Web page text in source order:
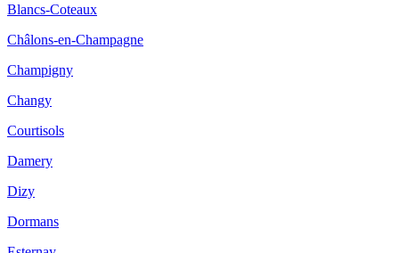
Blancs-Coteaux
Châlons-en-Champagne
Champigny
Changy
Courtisols
Damery
Dizy
Dormans